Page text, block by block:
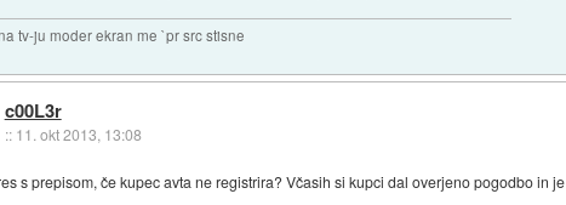
tv-ju moder ekran me `pr src stisne
c00L3r
:: 11. okt 2013, 13:08
s prepisom, če kupec avta ne registrira? Včasih si kupci dal overjeno pogodbo in